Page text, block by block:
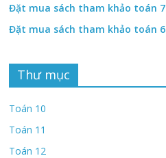
Đặt mua sách tham khảo toán 7
Đặt mua sách tham khảo toán 6
Thư mục
Toán 10
Toán 11
Toán 12